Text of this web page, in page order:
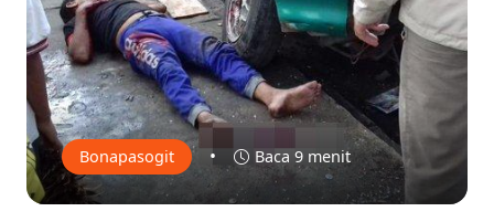
Bonapasogit • Baca 9 menit